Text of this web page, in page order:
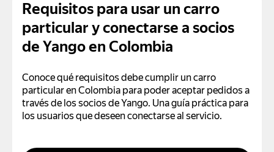
Requisitos para usar un carro
particular y conectarse a socios
de Yango en Colombia
Conoce qué requisitos debe cumplir un carro
particular en Colombia para poder aceptar pedidos a
través de los socios de Yango. Una guía práctica para
los usuarios que deseen conectarse al servicio.